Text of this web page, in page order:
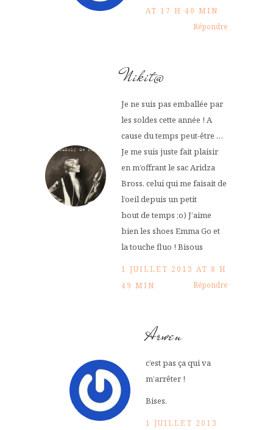
AT 17 H 40 MIN
Répondre
Nikit@
Je ne suis pas emballée par
les soldes cette année ! A
cause du temps peut-être …
Je me suis juste fait plaisir
en m’offrant le sac Aridza
Bross, celui qui me faisait de
l’oeil depuis un petit
bout de temps ;o) J’aime
bien les shoes Emma Go et
la touche fluo ! Bisous
1 JUILLET 2013 AT 8 H
49 MIN
Répondre
Arwen
c’est pas ça qui va
m’arrêter !
Bises.
1 JUILLET 2013